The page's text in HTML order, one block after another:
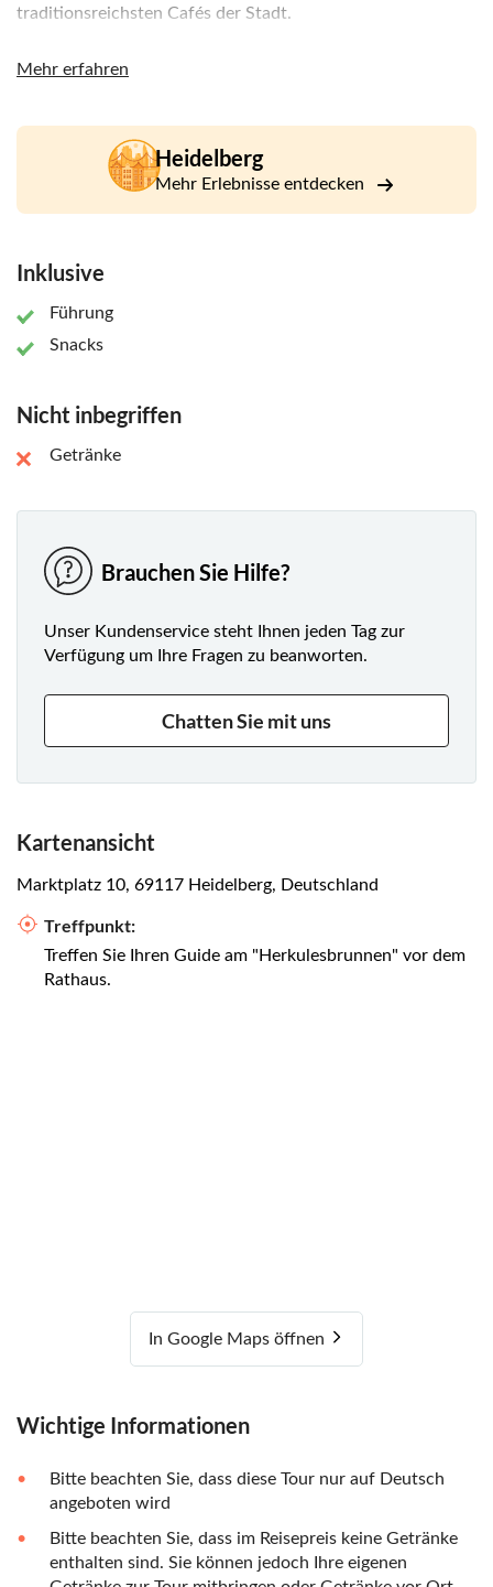
traditionsreichsten Cafés der Stadt.
bewundern ihre Sehenswürdigkeiten und probieren eine
Mehr erfahren
Heidelberg
Mehr Erlebnisse entdecken
Inklusive
Führung
Snacks
Nicht inbegriffen
Getränke
Brauchen Sie Hilfe?
Unser Kundenservice steht Ihnen jeden Tag zur
Verfügung um Ihre Fragen zu beanworten.
Chatten Sie mit uns
Kartenansicht
Marktplatz 10, 69117 Heidelberg, Deutschland
Treffpunkt:
Treffen Sie Ihren Guide am "Herkulesbrunnen" vor dem
Rathaus.
In Google Maps öffnen
Wichtige Informationen
Bitte beachten Sie, dass diese Tour nur auf Deutsch
angeboten wird
Bitte beachten Sie, dass im Reisepreis keine Getränke
enthalten sind. Sie können jedoch Ihre eigenen